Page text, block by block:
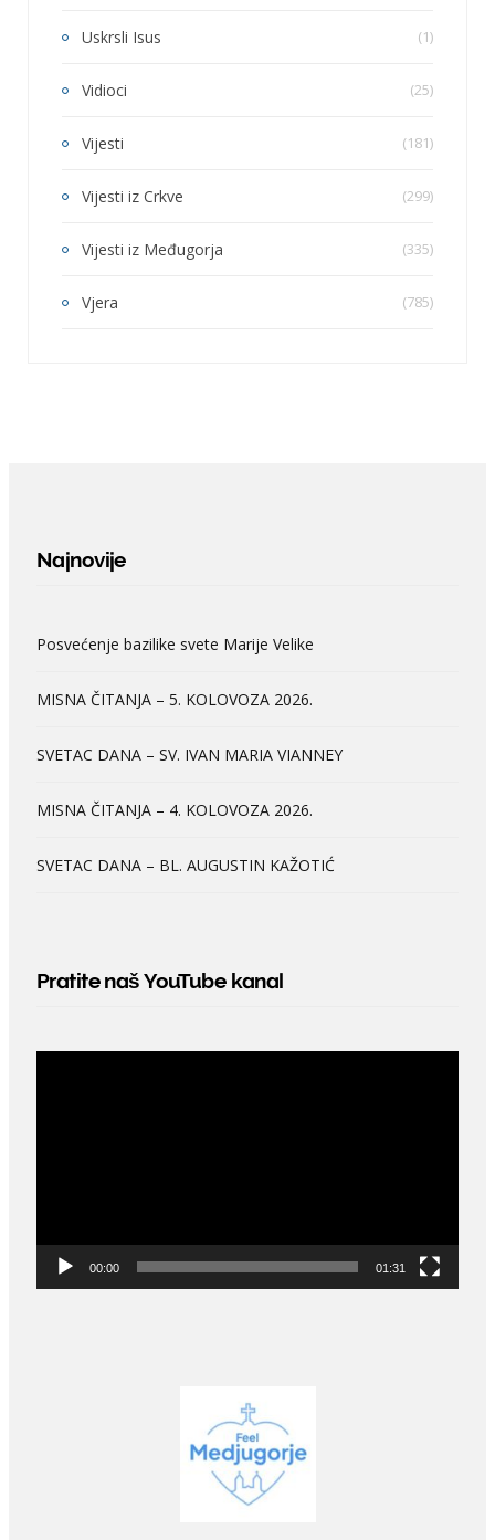
Uskrsli Isus (1)
Vidioci (25)
Vijesti (181)
Vijesti iz Crkve (299)
Vijesti iz Međugorja (335)
Vjera (785)
Najnovije
Posvećenje bazilike svete Marije Velike
MISNA ČITANJA – 5. KOLOVOZA 2026.
SVETAC DANA – SV. IVAN MARIA VIANNEY
MISNA ČITANJA – 4. KOLOVOZA 2026.
SVETAC DANA – BL. AUGUSTIN KAŽOTIĆ
Pratite naš YouTube kanal
00:00 01:31